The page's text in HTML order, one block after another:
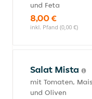
und Feta
8,00 €
inkl. Pfand (0,00 €)
Salat Mista
mit Tomaten,
und Oliven